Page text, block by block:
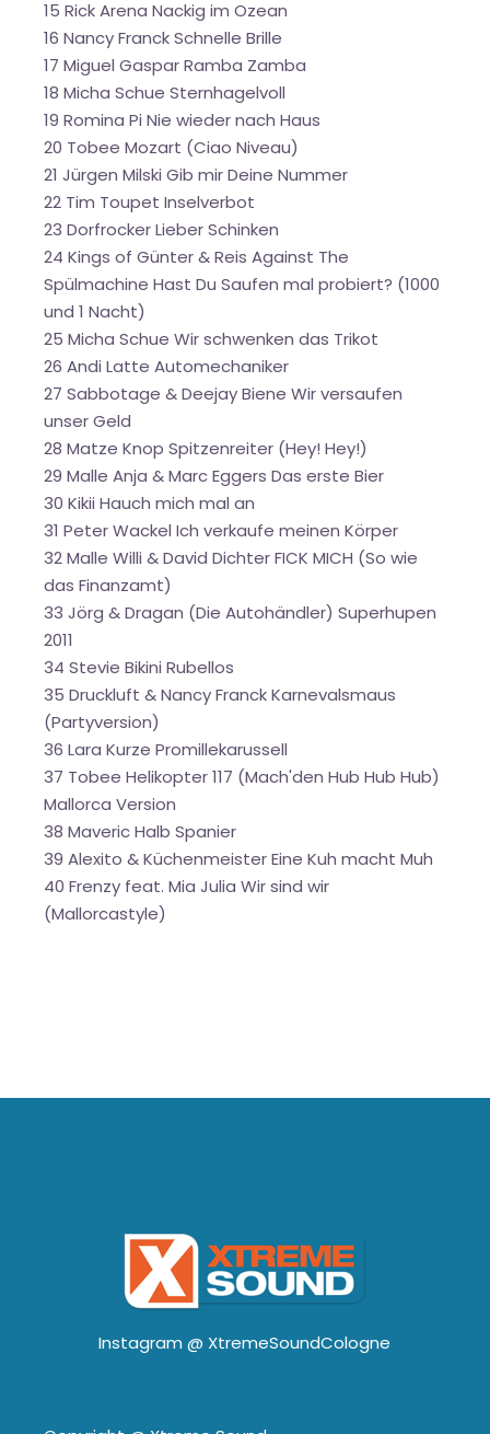
15 Rick Arena Nackig im Ozean
16 Nancy Franck Schnelle Brille
17 Miguel Gaspar Ramba Zamba
18 Micha Schue Sternhagelvoll
19 Romina Pi Nie wieder nach Haus
20 Tobee Mozart (Ciao Niveau)
21 Jürgen Milski Gib mir Deine Nummer
22 Tim Toupet Inselverbot
23 Dorfrocker Lieber Schinken
24 Kings of Günter & Reis Against The
Spülmachine Hast Du Saufen mal probiert? (1000
und 1 Nacht)
25 Micha Schue Wir schwenken das Trikot
26 Andi Latte Automechaniker
27 Sabbotage & Deejay Biene Wir versaufen
unser Geld
28 Matze Knop Spitzenreiter (Hey! Hey!)
29 Malle Anja & Marc Eggers Das erste Bier
30 Kikii Hauch mich mal an
31 Peter Wackel Ich verkaufe meinen Körper
32 Malle Willi & David Dichter FICK MICH (So wie
das Finanzamt)
33 Jörg & Dragan (Die Autohändler) Superhupen
2011
34 Stevie Bikini Rubellos
35 Druckluft & Nancy Franck Karnevalsmaus
(Partyversion)
36 Lara Kurze Promillekarussell
37 Tobee Helikopter 117 (Mach'den Hub Hub Hub)
Mallorca Version
38 Maveric Halb Spanier
39 Alexito & Küchenmeister Eine Kuh macht Muh
40 Frenzy feat. Mia Julia Wir sind wir
(Mallorcastyle)
Instagram @ XtremeSoundCologne